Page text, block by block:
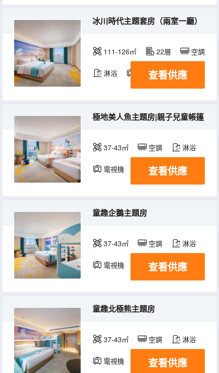
冰川時代主題套房（兩室一廳）
111-126㎡ 22層 空調
淋浴 電視機 冰箱
查看供應
極地美人魚主題房|親子兒童帳篷
37-43㎡ 空調 淋浴
電視機 查看供應
童趣企鵝主題房
37-43㎡ 空調 淋浴
電視機 查看供應
童趣北極熊主題房
37-43㎡ 空調 淋浴
電視機 查看供應